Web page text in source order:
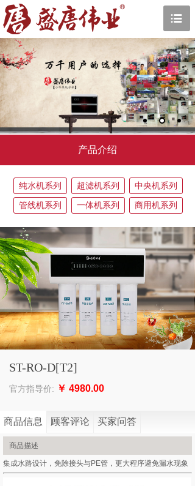
产品介绍
纯水机系列 超滤机系列
中央机系列
管线机系列
一体机系列 商用机系列
ST-RO-D[T2]
官方指导价: ￥ 4980.00
商品信息 顾客评论 买家问答
商品描述
集成水路设计，免除接头与PE管，更大程序避免漏水现象